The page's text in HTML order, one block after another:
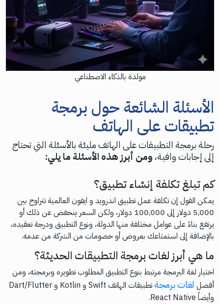
مولدة بالذكاء الاصطناعي
الأسئلة الشائعة حول برمجة
تطبيقات على الهاتف
رحلة برمجة التطبيقات على الهاتف مليئة بالأسئلة التي تحتاج
إلى إجابات وافية، ومن أبرز هذه الأسئلة ما يلي:
كم تبلغ تكلفة إنشاء تطبيق؟
يمكن القول إن تكلفة عمل تطبيق اندرويد و ايفون العالمية تتراوح بين
5,000 دولار إلى 100,000 دولار، ولكن السعر ينخفض عن ذلك أو
يرتفع بناءً على عوامل مختلفة منها الدولة، ونوع التطبيق ودرجة تعقيده،
بالإضافة إلى استمتاعك بعروض أو خصومات من الشركة من عدمه.
ما هي أبرز لغات برمجة التطبيقات الحديثة؟
اختيار لغة البرمجة مرتبط بنوع التطبيق المطلوب تطويره وبرمجته، ومن
أفضل لغات برمجة
تطبيقات الهاتف Swift و Kotlin و Dart/Flutter
وأيضاً React Native.